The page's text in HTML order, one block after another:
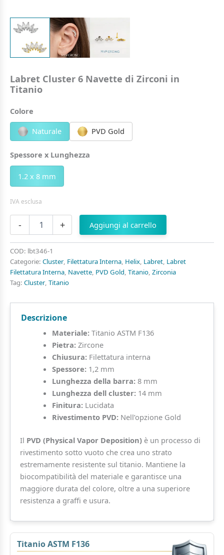
Labret Cluster 6 Navette di Zirconi in
Titanio
Colore
Naturale PVD Gold
Spessore x Lunghezza
1.2 x 8 mm
IVA esclusa
-
Labret
Cluster
Navette
di
Zirconi
in
Titanio
+ Aggiungi al carrello
COD: lbt346-1
Categorie: Cluster, Filettatura Interna, Helix, Labret, Labret
Filettatura Interna, Navette, PVD Gold, Titanio, Zirconia
Tag: Cluster, Titanio
Descrizione
Materiale:Titanio ASTM F136
Pietra:Zircone
Chiusura:Filettatura interna
Spessore:1,2 mm
Lunghezza della barra:8 mm
Lunghezza dell cluster: 14 mm
Finitura:Lucidata
Rivestimento PVD:Nell’opzione Gold
Il PVD (Physical Vapor Deposition)è un processo di
rivestimento sotto vuoto che crea uno strato
estremamente resistente sul titanio. Mantiene la
biocompatibilità del materiale e garantisce una
maggiore durata del colore, oltre a una superiore
resistenza a graffi e usura.
Titanio ASTM F136